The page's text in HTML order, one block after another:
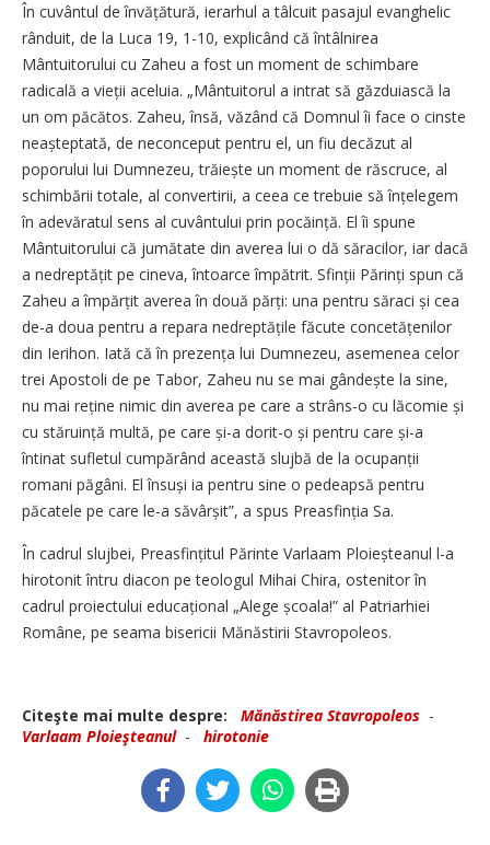
În cuvântul de învățătură, ierarhul a tâlcuit pasajul evanghelic
rânduit, de la Luca 19, 1-10, explicând că întâlnirea
Mântuitorului cu Zaheu a fost un moment de schimbare
radicală a vieții aceluia. „Mântuitorul a intrat să găzduiască la
un om păcătos. Zaheu, însă, văzând că Domnul îi face o cinste
neașteptată, de neconceput pentru el, un fiu decăzut al
poporului lui Dumnezeu, trăiește un moment de răscruce, al
schimbării totale, al convertirii, a ceea ce trebuie să înțelegem
în adevăratul sens al cuvântului prin pocăință. El îi spune
Mântuitorului că jumătate din averea lui o dă săracilor, iar dacă
a nedreptățit pe cineva, întoarce împătrit. Sfinții Pă­rinți spun că
Zaheu a împărțit averea în două părți: una pentru săraci și cea
de-a doua pentru a repara nedreptățile făcute concetățenilor
din Ierihon. Iată că în prezența lui Dumnezeu, asemenea celor
trei Apostoli de pe Tabor, Zaheu nu se mai gândește la sine,
nu mai reține nimic din averea pe care a strâns-o cu lăcomie și
cu stăruință multă, pe care și-a dorit-o și pentru care și-a
întinat sufletul cumpărând această slujbă de la ocupanții
romani păgâni. El însuși ia pentru sine o pedeapsă pentru
păcatele pe care le-a săvâr­șit”, a spus Preasfinția Sa.
În cadrul slujbei, Preasfințitul Părinte Varlaam Ploieșteanul l-a
hirotonit întru diacon pe teologul Mihai Chira, ostenitor în
cadrul proiectului educațional „Alege școala!” al Patriarhiei
Române, pe seama bisericii Mănăstirii Stavropoleos.
Citeşte mai multe despre: Mănăstirea Stavropoleos -
Varlaam Ploieşteanul- hirotonie